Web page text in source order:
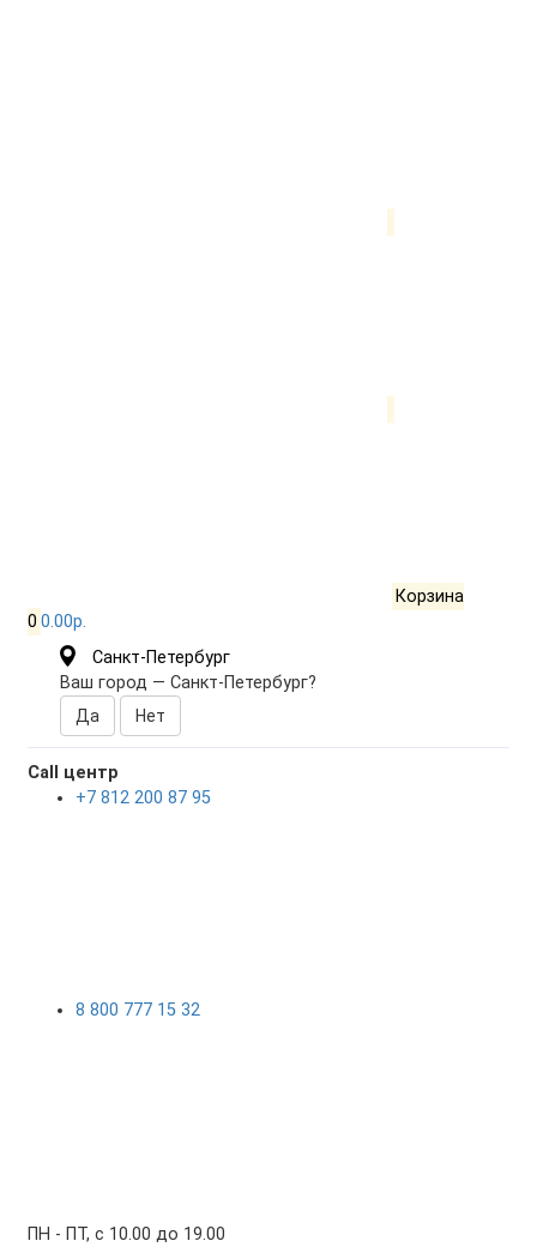
Корзина
0 0.00р.
Санкт-Петербург
Ваш город — Санкт-Петербург?
Call центр
+7 812 200 87 95
8 800 777 15 32
ПН - ПТ, с 10.00 до 19.00